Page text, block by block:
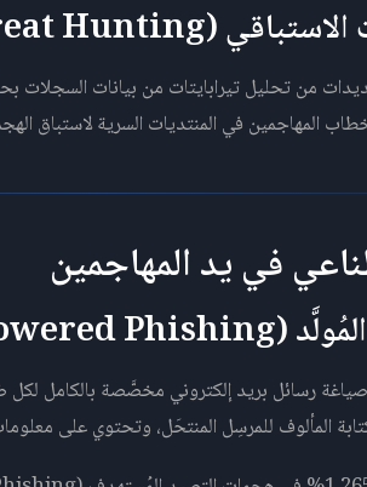
من تحليل تيرابايتات من بيانات السجلات
المهاجمين في المنتديات السرية لاستباق
في يد المهاجمين
رسائل بريد إلكتروني مخصَّصة بالكامل لكل
المألوف للمرسِل المنتحَل، وتحتوي على